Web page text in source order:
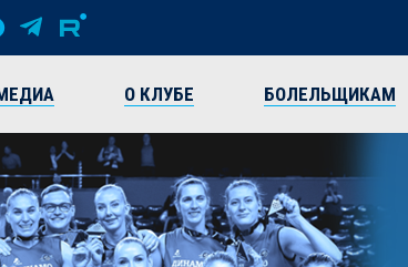
О КЛУБЕ БОЛЕЛЬЩИКАМ